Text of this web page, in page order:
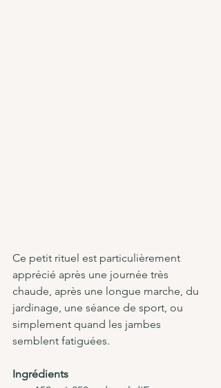
Ce petit rituel est particulièrement
apprécié après une journée très
chaude, après une longue marche, du
jardinage, une séance de sport, ou
simplement quand les jambes
semblent fatiguées.
Ingrédients